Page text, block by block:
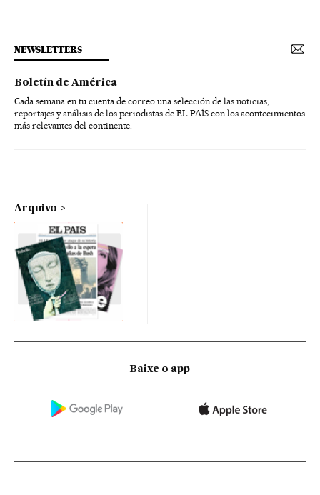
NEWSLETTERS
Boletín de América
Cada semana en tu cuenta de correo una selección de las noticias,
reportajes y análisis de los periodistas de EL PAÍS con los acontecimientos
más relevantes del continente.
Arquivo
Baixe o app